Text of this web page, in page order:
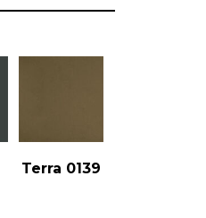
Terra 0139